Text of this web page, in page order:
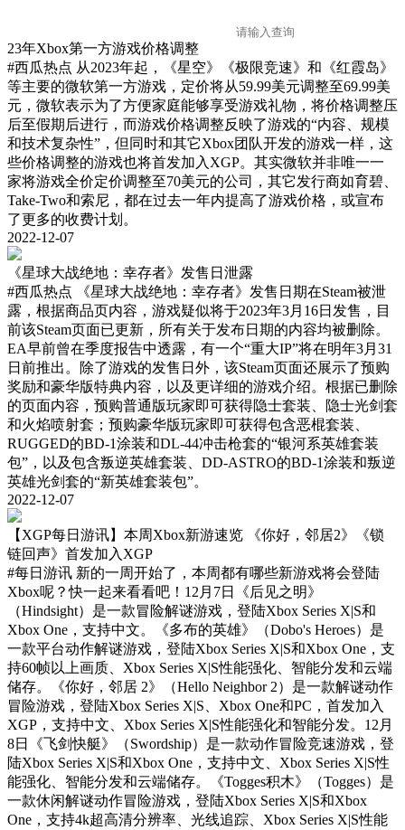
23年Xbox第一方游戏价格调整
#西瓜热点 从2023年起，《星空》《极限竞速》和《红霞岛》
等主要的微软第一方游戏，定价将从59.99美元调整至69.99美
元，微软表示为了方便家庭能够享受游戏礼物，将价格调整压
后至假期后进行，而游戏价格调整反映了游戏的“内容、规模
和技术复杂性”，但同时和其它Xbox团队开发的游戏一样，这
些价格调整的游戏也将首发加入XGP。其实微软并非唯一一
家将游戏全价定价调整至70美元的公司，其它发行商如育碧、
Take-Two和索尼，都在过去一年内提高了游戏价格，或宣布
了更多的收费计划。
2022-12-07
《星球大战绝地：幸存者》发售日泄露
#西瓜热点
《星球大战绝地：幸存者》发售日期在Steam被泄
露，根据商品页内容，游戏疑似将于2023年3月16日发售，目
前该Steam页面已更新，所有关于发布日期的内容均被删除。
EA早前曾在季度报告中透露，有一个“重大IP”将在明年3月31
日前推出。除了游戏的发售日外，该Steam页面还展示了预购
奖励和豪华版特典内容，以及更详细的游戏介绍。根据已删除
的页面内容，预购普通版玩家即可获得隐士套装、隐士光剑套
和火焰喷射套；预购豪华版玩家即可获得包含恶棍套装、
RUGGED的BD-1涂装和DL-44冲击枪套的“银河系英雄套装
包”，以及包含叛逆英雄套装、DD-ASTRO的BD-1涂装和叛逆
英雄光剑套的“新英雄套装包”。
2022-12-07
【XGP每日游讯】本周Xbox新游速览 《你好，邻居2》《锁
链回声》首发加入XGP
#每日游讯 新的一周开始了，本周都有哪些新游戏将会登陆
Xbox呢？快一起来看看吧！12月7日《后见之明》
（Hindsight）是一款冒险解谜游戏，登陆Xbox Series X|S和
Xbox One，支持中文。《多布的英雄》（Dobo's Heroes）是
一款平台动作解谜游戏，登陆Xbox Series X|S和Xbox One，支
持60帧以上画质、Xbox Series X|S性能强化、智能分发和云端
储存。《你好，邻居 2》（Hello Neighbor 2）是一款解谜动作
冒险游戏，登陆Xbox Series X|S、Xbox One和PC，首发加入
XGP，支持中文、Xbox Series X|S性能强化和智能分发。12月
8日《飞剑快艇》（Swordship）是一款动作冒险竞速游戏，登
陆Xbox Series X|S和Xbox One，支持中文、Xbox Series X|S性
能强化、智能分发和云端储存。《Togges积木》（Togges）是
一款休闲解谜动作冒险游戏，登陆Xbox Series X|S和Xbox
One，支持4k超高清分辨率、光线追踪、Xbox Series X|S性能